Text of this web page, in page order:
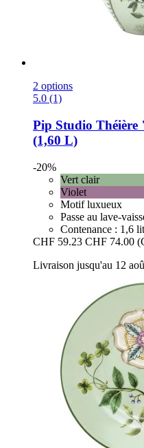
2 options
5.0 (1)
Pip Studio
(1,60 L)
-20%
Vert clair
Violet
Motif luxueux
Passe au lave-
Contenance : 1,6
CHF 59.23 CHF 74.00
Livraison jusqu'au 12